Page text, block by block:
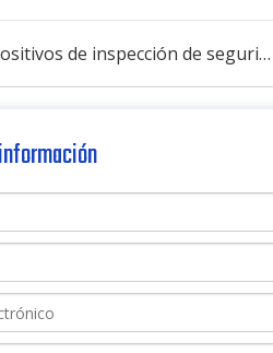
Otros dispositivos de inspección de seguridad